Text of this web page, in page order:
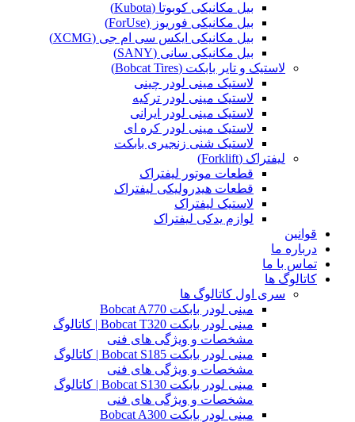
بیل مکانیکی کوبوتا (Kubota)
بیل مکانیکی فوریوز (ForUse)
بیل مکانیکی ایکس سی ام جی (XCMG)
بیل مکانیکی سانی (SANY)
لاستیک و تایر بابکت (Bobcat Tires)
لاستیک مینی لودر چینی
لاستیک مینی لودر ترکیه
لاستیک مینی لودر ایرانی
لاستیک مینی لودر کره ای
لاستیک شنی زنجیری بابکت
لیفتراک (Forklift)
قطعات موتور لیفتراک
قطعات هیدرولیکی لیفتراک
لاستیک لیفتراک
لوازم یدکی لیفتراک
قوانین
درباره ما
تماس با ما
کاتالوگ ها
سری اول کاتالوگ ها
مینی لودر بابکت Bobcat A770
مینی لودر بابکت Bobcat T320 | کاتالوگ
مشخصات و ویژگی های فنی
مینی لودر بابکت Bobcat S185 | کاتالوگ
مشخصات و ویژگی های فنی
مینی لودر بابکت Bobcat S130 | کاتالوگ
مشخصات و ویژگی های فنی
مینی لودر بابکت Bobcat A300